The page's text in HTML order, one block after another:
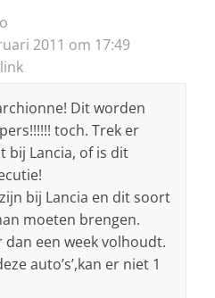
2011 om 17:49
Dit worden
toch. Trek er
bij Lancia, of is dit
bij Lancia en dit soort
moeten brengen.
dan een week volhoudt.
auto’s’,kan er niet 1